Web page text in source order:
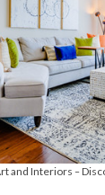
and Interiors –